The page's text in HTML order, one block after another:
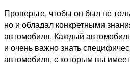
Проверьте, чтобы он был не
но и обладал конкретными
автомобиля. Каждый
и очень важно знать
автомобиля, с которым вы